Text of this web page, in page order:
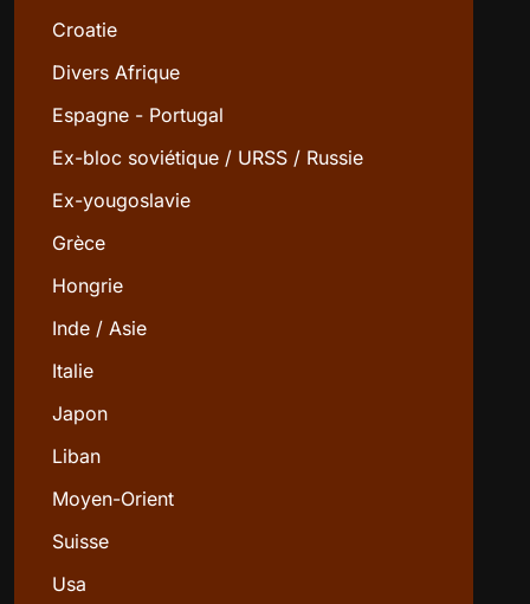
Croatie
Divers Afrique
Espagne - Portugal
Ex-bloc soviétique / URSS / Russie
Ex-yougoslavie
Grèce
Hongrie
Inde / Asie
Italie
Japon
Liban
Moyen-Orient
Suisse
Usa